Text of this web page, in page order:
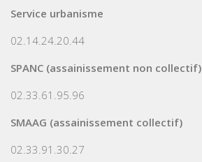
Service urbanisme
02.14.24.20.44
SPANC (assainissement non collectif)
02.33.61.95.96
SMAAG (assainissement collectif)
02.33.91.30.27